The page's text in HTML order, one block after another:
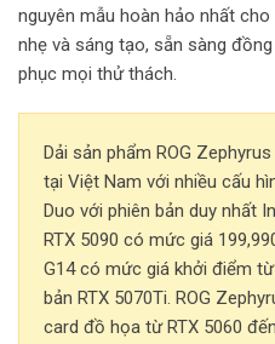
nguyên mẫu hoàn hảo nhất
nhẹ và sáng tạo, sẵn sàng
phục mọi thử thách.
Dải sản phẩm ROG
tại Việt Nam với nhiều cấu
Duo với phiên bản duy nhất
RTX 5090 có mức giá
G14 có mức giá khởi điểm
bản RTX 5070Ti. ROG
card đồ họa từ RTX 5060